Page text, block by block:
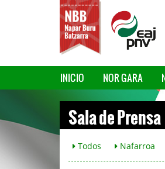
INICIO NOR GARA
Sala de Prensa
Todos Nafarroa